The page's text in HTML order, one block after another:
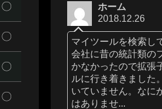
〇
〇
〇
〇
ホーム
2018.12.26
マイツールを検索し
会社に昔の統計類の
かなかったので拡張
ルに行き着きました
いていません。なに
はありませ...